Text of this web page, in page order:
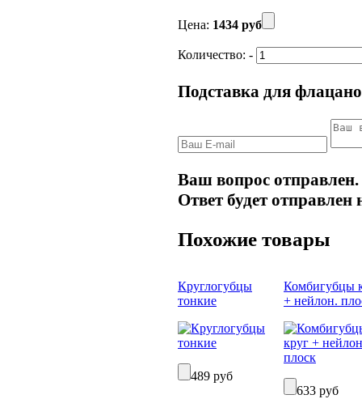
Цена: 1434 руб
Количество: -
Подставка для
Ваш вопрос отправлен.
Ответ будет
Похожие товары
Круглогубцы
тонкие
489 руб
Комбигубцы
+ нейлон.
633 руб